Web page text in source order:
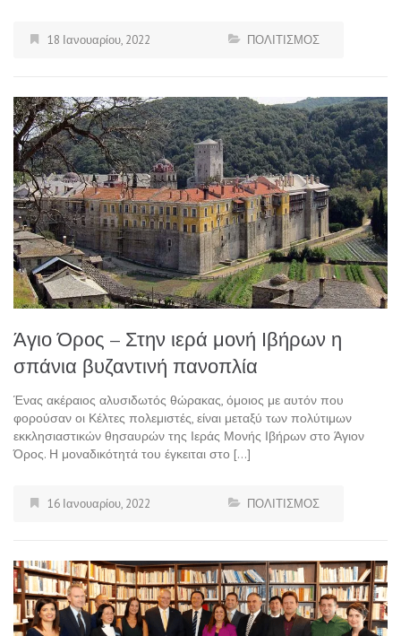
18 Ιανουαρίου, 2022 ΠΟΛΙΤΙΣΜΟΣ
Άγιο Όρος – Στην ιερά μονή Ιβήρων η
σπάνια βυζαντινή πανοπλία
Ένας ακέραιος αλυσιδωτός θώρακας, όμοιος με αυτόν που
φορούσαν οι Κέλτες πολεμιστές, είναι μεταξύ των πολύτιμων
εκκλησιαστικών θησαυρών της Ιεράς Μονής Ιβήρων στο Άγιον
Όρος. Η μοναδικότητά του έγκειται στο […]
16 Ιανουαρίου, 2022 ΠΟΛΙΤΙΣΜΟΣ